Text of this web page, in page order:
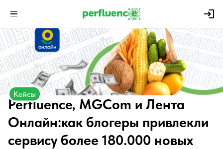
Кейсы
Perfluence, MGCom и Лента
Онлайн:как блогеры привлекли
сервису более 180.000 новых